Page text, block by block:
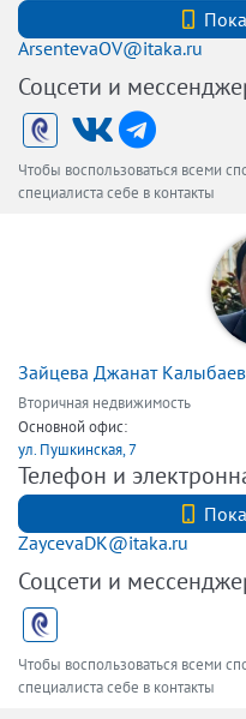
ArsentevaOV@itaka.ru
Соцсети и
Чтобы воспользоваться всеми
специалиста себе в контакты
Зайцева Джанат
Вторичная недвижимость
Основной офис:
ул. Пушкинская, 7
Телефон и
ZaycevaDK@itaka.ru
Соцсети и
Чтобы воспользоваться всеми
специалиста себе в контакты